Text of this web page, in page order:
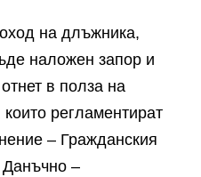
на длъжника,
наложен запор и
в полза на
регламентират
– Гражданския
–